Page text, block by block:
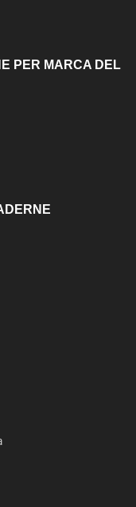
PER MARCA DEL